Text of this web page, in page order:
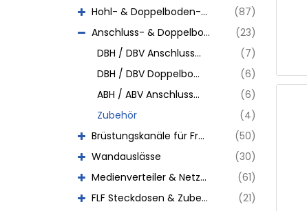
Hohl- & Doppelboden-Auslässe
(87)
Anschluss- & Doppelboxen
(23)
DBH / DBV Anschlussboxen
(7)
DBH / DBV Doppelboxen
(6)
ABH / ABV Anschlussboxen
(6)
Zubehör
(4)
Brüstungskanäle für Fronteinbau
(50)
Wandauslässe
(30)
Medienverteiler & Netzwerkkomponenten
(61)
FLF Steckdosen & Zubehör
(21)